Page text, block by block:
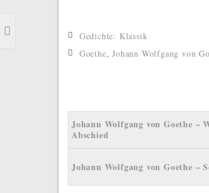
Gedichte: Klassik
Goethe,Johann Wolfgang von
Johann Wolfgang von Goethe – Ein Gleiches
Johann Wolfgang von Goethe –
Abschied
Johann Wolfgang von Goethe –